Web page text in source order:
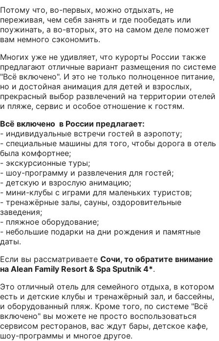
Потому что, во-первых, можно отдыхать, не
переживая, чем себя занять и где пообедать или
поужинать, а во-вторых, это на самом деле поможет
вам немного сэкономить.
Многих уже не удивляет, что курорты России также
предлагают отличные вариант размещения по системе
"Всё включено". И это не только полноценное питание,
но и достойная анимация для детей и взрослых,
прекрасный выбор развлечений на территории отелей
и пляже, сервис и особое отношение к гостям.
Всё включено в России предлагает:
- индивидуальные встречи гостей в аэропоту;
- специальные машины для того, чтобы дорога в отель
была комфортнее;
- экскурсионные туры;
- шоу-программу и развлечения для гостей;
- детскую и взрослую анимацию;
- мини-клубы с играми для маленьких туристов;
- тренажёрные залы, сауны, оздоровительные
заведения;
- пляжное оборудование;
- небольшие подарки на дни рождения и памятные
даты.
Если вы рассматриваете Сочи, то обратите внимание
на Alean Family Resort & Spa Sputnik 4*.
Это отличный отель для семейного отдыха, в котором
есть и детские клубы и тренажёрный зал, и бассейны,
и оборудованный пляж. Кроме того, по системе "Всё
включено" вы можете не просто воспользоваться
сервисом ресторанов, вас ждут бары, детское кафе,
шоу-программы и многое другое.